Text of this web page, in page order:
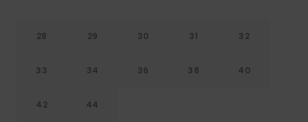
Consulter
28 29 30 31 32
33 34 36 38 40
42 44